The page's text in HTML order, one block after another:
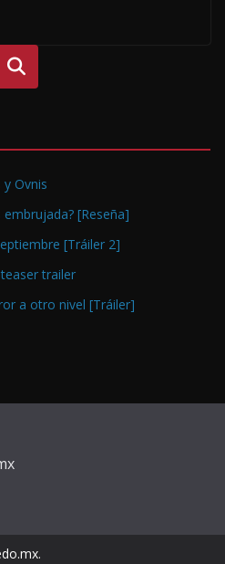
Buscar
Ovnis
[Reseña]
[Tráiler 2]
trailer
a otro nivel [Tráiler]
.